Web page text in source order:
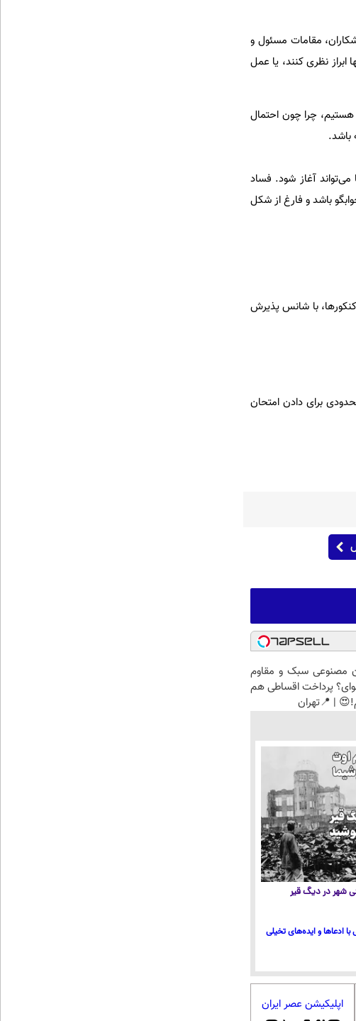
مقامات مسئول و
نظری کنند، یا عمل
چرا چون احتمال
باشد.
آغاز شود. فساد
باشد و فارغ از شکل
با شانس پذیرش
تا دخترشان زمان نامحدودی برای دادن امتحان
مصنوعی سبک و مقاوم
پرداخت اقساطی هم
| 📍تهران
شهر در دیگ قیر
ادعاها و ایده‌های تخیلی
اپلیکیشن عصر ایران